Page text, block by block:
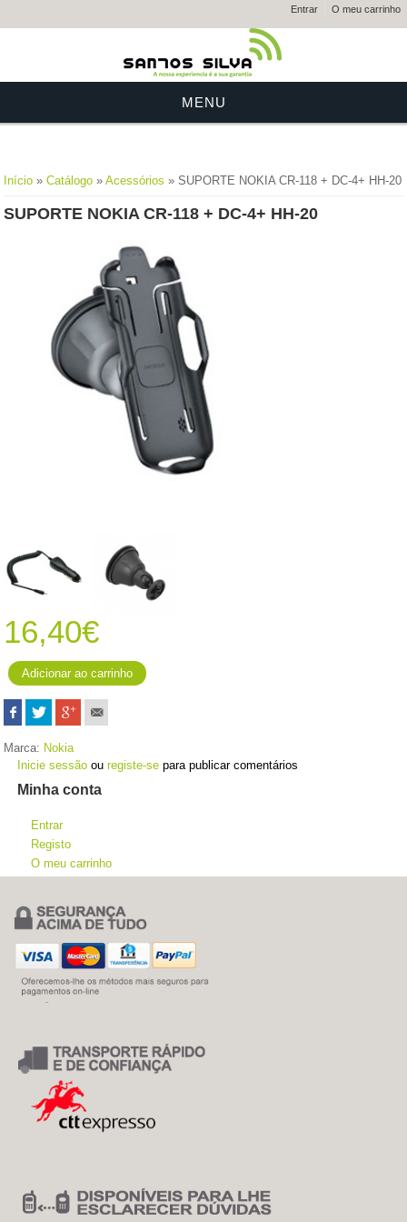
Entrar O meu carrinho
MENU
Está aqui
Início »Catálogo »Acessórios » SUPORTE NOKIA CR-118 + DC-4+ HH-20
SUPORTE NOKIA CR-118 + DC-4+ HH-20
16,40€
Marca: Nokia
Inicie sessão ouregiste-se para publicar comentários
Minha conta
Entrar
Registo
O meu carrinho